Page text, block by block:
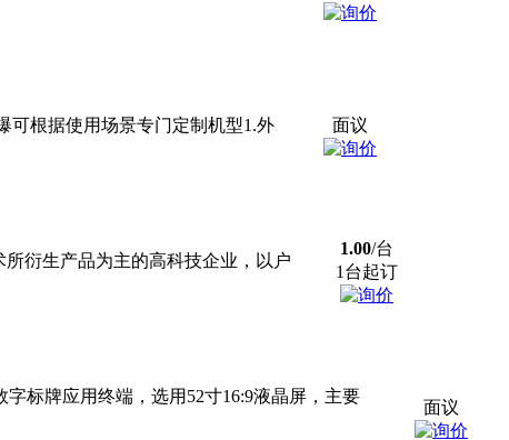
可根据使用场景专门定制机型1.外
面议
衍生产品为主的高科技企业，以户
1.00/台
1台起订
标牌应用终端，选用52寸16:9液晶屏，主要
面议